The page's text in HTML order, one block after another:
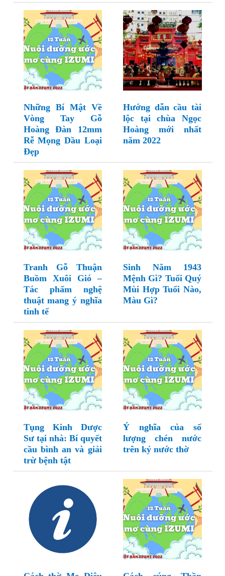
Những Bí Mật Về
Vòng Tay Gỗ
Hoàng Đàn 12mm
Rễ Mọng Dầu Loại
Đẹp
Hướng dẫn cầu tài
lộc tại chùa Ngọc
Hoàng mới nhất
năm 2022
Tranh Gỗ Thuận
Buồm Xuôi Gió –
Tác phẩm nghệ
thuật mang ý nghĩa
tinh tế
Sinh Năm 1943
Mệnh Gì? Tuổi Quý
Mùi Hợp Tuổi Nào,
Màu Gì?
Tụng Kinh Dược
Sư tại nhà: Bí quyết
cầu bình an và giải
trừ bệnh tật
Ý nghĩa của số
lượng chén nước
trên kỷ nước thờ